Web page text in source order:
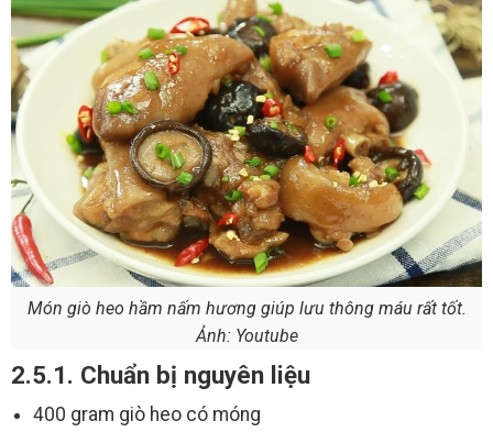
Món giò heo hầm nấm hương giúp lưu thông máu rất tốt.
Ảnh: Youtube
2.5.1. Chuẩn bị nguyên liệu
400 gram giò heo có móng